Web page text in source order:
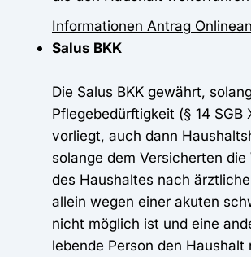
Informationen Antrag
Salus BKK
Die Salus BKK gewährt,
Pflegebedürftigkeit (§ 14 SGB
vorliegt, auch dann
solange dem Versicherten
des Haushaltes nach
allein wegen einer akuten
nicht möglich ist und eine
lebende Person den Haushalt